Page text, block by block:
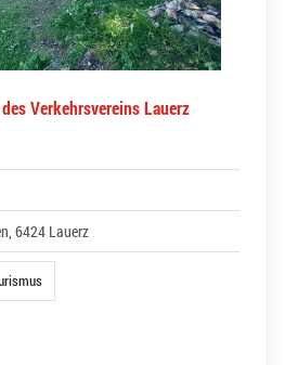
Verkehrsvereins Lauerz
6424 Lauerz